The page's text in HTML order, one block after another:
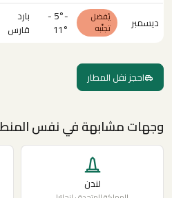
ديسمبر
يُفضل
تجنّبه
-5° -
11°
بارد
قارس
احجز نقل المطار
وجهات مشابهة في نفس
لندن